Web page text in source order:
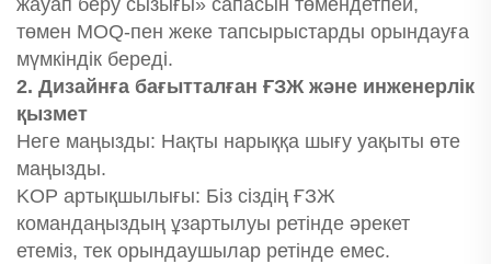
жауап беру сызығы» сапасын төмендетпей,
төмен MOQ-пен жеке тапсырыстарды орындауға
мүмкіндік береді.
2. Дизайнға бағытталған ҒЗЖ және инженерлік
қызмет
Неге маңызды: Нақты нарыққа шығу уақыты өте
маңызды.
KOP артықшылығы: Біз сіздің ҒЗЖ
командаңыздың ұзартылуы ретінде әрекет
етеміз, тек орындаушылар ретінде емес.